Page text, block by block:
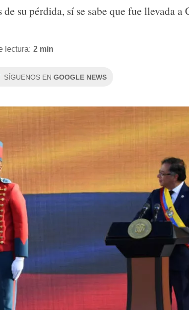
su pérdida, sí se sabe que fue llevada
lectura: 2 min
SÍGUENOS EN GOOGLE NEWS